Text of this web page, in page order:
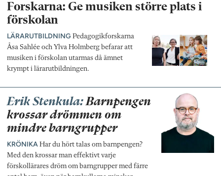
Forskarna: Ge musiken större plats i
förskolan
LÄRARUTBILDNING Pedagogikforskarna
Åsa Sahlée och Ylva Holmberg befarar att
musiken i förskolan utarmas då ämnet
krympt i lärarutbildningen.
Erik Stenkula:Barnpengen
krossar drömmen om
mindre barngrupper
KRÖNIKA Har du hört talas om barnpengen?
Med den krossar man effektivt varje
förskollärares dröm om barngrupper med färre